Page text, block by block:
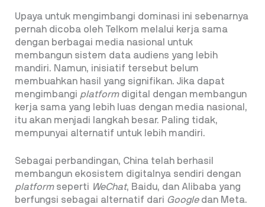
Upaya untuk mengimbangi dominasi ini sebenarnya
pernah dicoba oleh Telkom melalui kerja sama
dengan berbagai media nasional untuk
membangun sistem data audiens yang lebih
mandiri. Namun, inisiatif tersebut belum
membuahkan hasil yang signifikan. Jika dapat
mengimbangi platform digital dengan membangun
kerja sama yang lebih luas dengan media nasional,
itu akan menjadi langkah besar. Paling tidak,
mempunyai alternatif untuk lebih mandiri.
Sebagai perbandingan, China telah berhasil
membangun ekosistem digitalnya sendiri dengan
platform seperti WeChat, Baidu, dan Alibaba yang
berfungsi sebagai alternatif dari Google dan Meta.